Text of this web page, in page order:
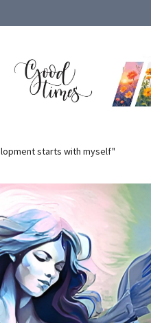
starts with myself"